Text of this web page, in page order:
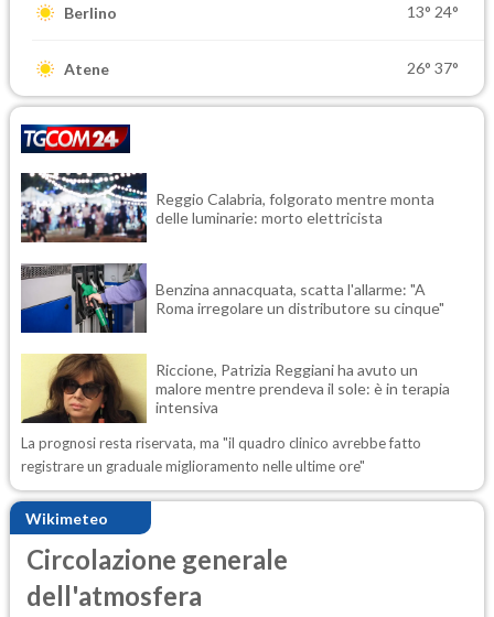
Berlino 13° 24°
Atene 26° 37°
Reggio Calabria, folgorato mentre monta
delle luminarie: morto elettricista
Benzina annacquata, scatta l'allarme: "A
Roma irregolare un distributore su cinque"
Riccione, Patrizia Reggiani ha avuto un
malore mentre prendeva il sole: è in terapia
intensiva
La prognosi resta riservata, ma "il quadro clinico avrebbe fatto
registrare un graduale miglioramento nelle ultime ore"
Wikimeteo
Circolazione generale
dell'atmosfera